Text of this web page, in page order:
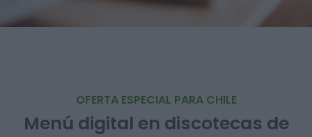
OFERTA ESPECIAL PARA CHILE
Menú digital en discotecas de